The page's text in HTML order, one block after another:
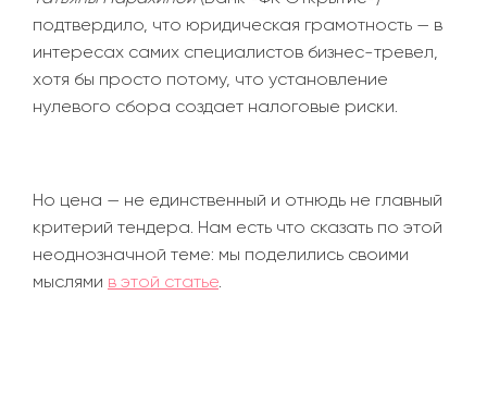
подтвердило, что юридическая грамотность — в
интересах самих специалистов бизнес-тревел,
хотя бы просто потому, что установление
нулевого сбора создает налоговые риски.
Но цена — не единственный и отнюдь не главный
критерий тендера. Нам есть что сказать по этой
неоднозначной теме: мы поделились своими
мыслями в этой статье.